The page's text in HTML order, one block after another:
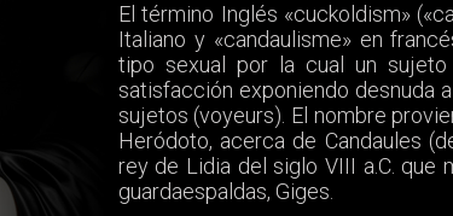
El término Inglés «cuckoldism»
Italiano y «candaulisme» en
tipo sexual por la cual un sujeto
satisfacción exponiendo desnuda
sujetos (voyeurs). El nombre proviene de un relato, extraído de las Historias de
Heródoto, acerca de Candaules
rey de Lidia del siglo VIII a.C. que
guardaespaldas, Giges.